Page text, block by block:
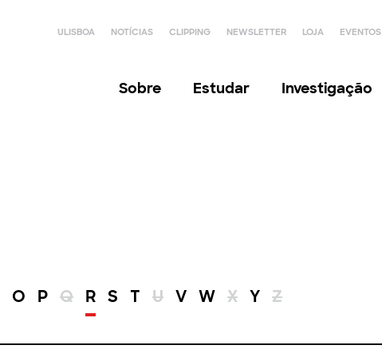
ULISBOA NOTÍCIAS CLIPPING NEWSLETTER LOJA EVENTOS
Sobre Estudar Investigação
O P Q R S T U V W X Y Z